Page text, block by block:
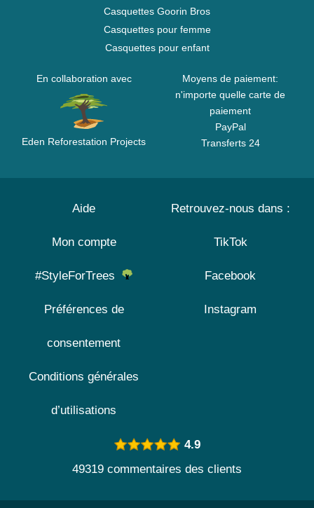
Casquettes Goorin Bros
Casquettes pour femme
Casquettes pour enfant
En collaboration avec
Eden Reforestation Projects
Moyens de paiement:
n'importe quelle carte de
paiement
PayPal
Transferts 24
Aide
Mon compte
#StyleForTrees
Préférences de
consentement
Conditions générales
d’utilisations
Retrouvez-nous dans :
TikTok
Facebook
Instagram
4.9
49319 commentaires des clients